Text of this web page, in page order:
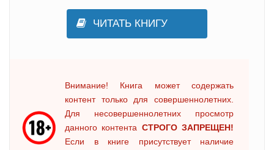
ЧИТАТЬ КНИГУ
Внимание! Книга может содержать
контент только для совершеннолетних.
Для несовершеннолетних просмотр
данного контента СТРОГО ЗАПРЕЩЕН!
Если в книге присутствует наличие